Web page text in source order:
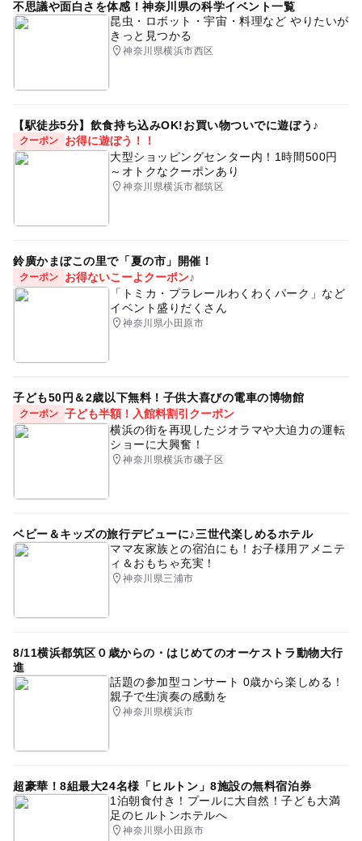
不思議や面白さを体感！神奈川県の科学イベント一覧
昆虫・ロボット・宇宙・料理など やりたいが
きっと見つかる
神奈川県横浜市西区
【駅徒歩5分】飲食持ち込みOK!お買い物ついでに遊ぼう♪
クーポン
お得に遊ぼう！！
大型ショッピングセンター内！1時間500円
～オトクなクーポンあり
神奈川県横浜市都筑区
鈴廣かまぼこの里で「夏の市」開催！
クーポン
お得ないこーよクーポン♪
「トミカ・プラレールわくわくパーク」など
イベント盛りだくさん
神奈川県小田原市
子ども50円＆2歳以下無料！子供大喜びの電車の博物館
クーポン 子ども半額！入館料割引クーポン
横浜の街を再現したジオラマや大迫力の運転
ショーに大興奮！
神奈川県横浜市磯子区
ベビー＆キッズの旅行デビューに♪三世代楽しめるホテル
ママ友家族との宿泊にも！お子様用アメニテ
ィ＆おもちゃ充実！
神奈川県三浦市
8/11横浜都筑区０歳からの・はじめてのオーケストラ動物大行
進
話題の参加型コンサート 0歳から楽しめる！
親子で生演奏の感動を
神奈川県横浜市
超豪華！8組最大24名様「ヒルトン」8施設の無料宿泊券
1泊朝食付き！プールに大自然！子ども大満
足のヒルトンホテルへ
神奈川県小田原市